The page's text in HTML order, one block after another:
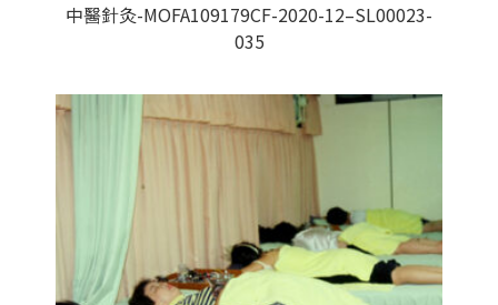
中醫針灸-MOFA109179CF-2020-12–SL00023-
035